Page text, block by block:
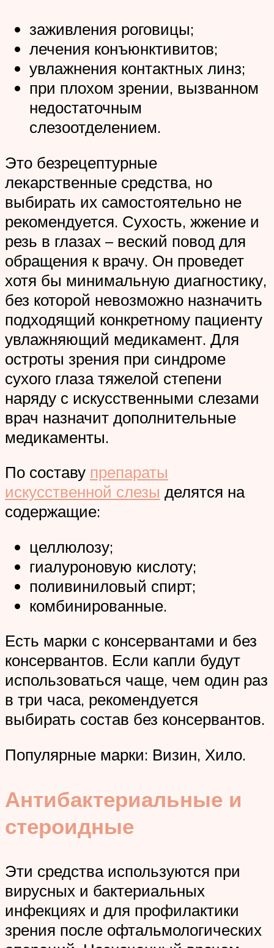
заживления роговицы;
лечения конъюнктивитов;
увлажнения контактных линз;
при плохом зрении, вызванном
недостаточным
слезоотделением.
Это безрецептурные
лекарственные средства, но
выбирать их самостоятельно не
рекомендуется. Сухость, жжение и
резь в глазах – веский повод для
обращения к врачу. Он проведет
хотя бы минимальную диагностику,
без которой невозможно назначить
подходящий конкретному пациенту
увлажняющий медикамент. Для
остроты зрения при синдроме
сухого глаза тяжелой степени
наряду с искусственными слезами
врач назначит дополнительные
медикаменты.
По составу препараты
искусственной слезы делятся на
содержащие:
целлюлозу;
гиалуроновую кислоту;
поливиниловый спирт;
комбинированные.
Есть марки с консервантами и без
консервантов. Если капли будут
использоваться чаще, чем один раз
в три часа, рекомендуется
выбирать состав без консервантов.
Популярные марки: Визин, Хило.
Антибактериальные и
стероидные
Эти средства используются при
вирусных и бактериальных
инфекциях и для профилактики
зрения после офтальмологических